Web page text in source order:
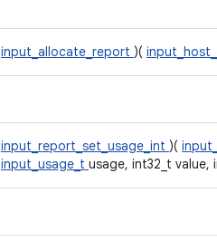
input_allocate_report )(
input_report_set_usage_int )(
input_usage_t usage, int32_t value,